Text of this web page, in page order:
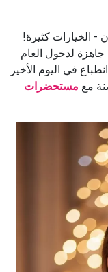
- الخيارات كثيرة!
جاهزة لدخول العام
في اليوم الأخير
مستحضرات